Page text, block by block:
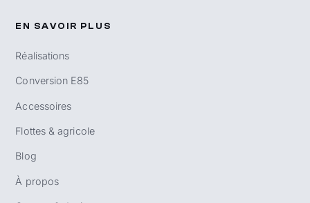
EN SAVOIR PLUS
Réalisations
Conversion E85
Accessoires
Flottes & agricole
Blog
À propos